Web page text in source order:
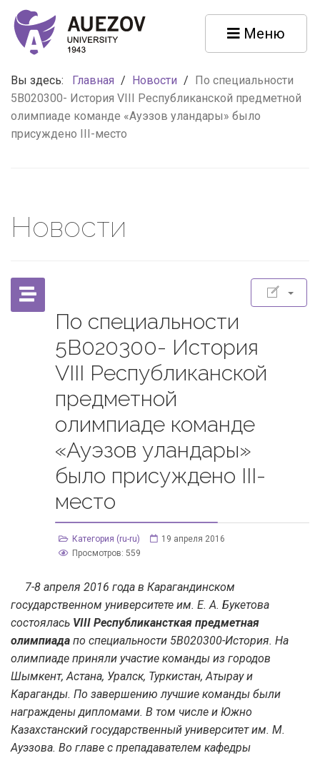
Меню
Вы здесь: Главная / Новости / По специальности
5В020300- История VIIІ Республиканской предметной
олимпиаде команде «Ауэзов уландары» было
присуждено ІІІ-место
Новости
По специальности
5В020300- История
VIIІ Республиканской
предметной
олимпиаде команде
«Ауэзов уландары»
было присуждено ІІІ-
место
Категория (ru-ru)
19 апреля 2016
Просмотров: 559
7-8 апреля 2016 года в Карагандинском
государственном университете им. Е. А. Букетова
состоялась VIIІ Республикансткая предметная
олимпиада по специальности 5В020300-История. На
олимпиаде приняли участие команды из городов
Шымкент, Астана, Уралск, Туркистан, Атырау и
Караганды. По завершению лучшие команды были
награждены дипломами. В том числе и Южно
Казахстанский государственный университет им. М.
Ауэзова. Во главе с препадавателем кафедры